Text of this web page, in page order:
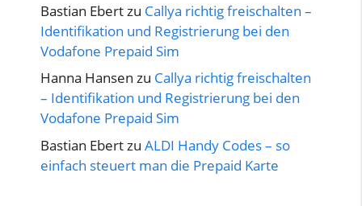
Bastian Ebert zu Callya richtig freischalten –
Identifikation und Registrierung bei den
Vodafone Prepaid Sim
Hanna Hansen zu Callya richtig freischalten
– Identifikation und Registrierung bei den
Vodafone Prepaid Sim
Bastian Ebert zu ALDI Handy Codes – so
einfach steuert man die Prepaid Karte